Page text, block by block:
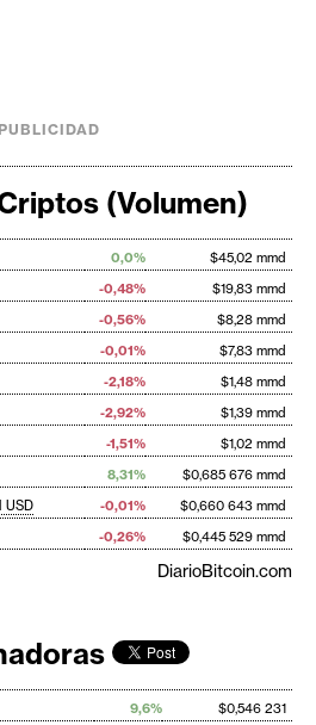
(Volumen)
0,0%
$45,02 mmd
-0,48%
$19,83 mmd
-0,56%
$8,28 mmd
-0,01%
$7,83 mmd
-2,18%
$1,48 mmd
-2,92%
$1,39 mmd
-1,51%
$1,02 mmd
8,31%
$0,685 676 mmd
USD -0,01%
$0,660 643 mmd
-0,26% $0,445 529 mmd
DiarioBitcoin.com
9,6%
$0,546 231